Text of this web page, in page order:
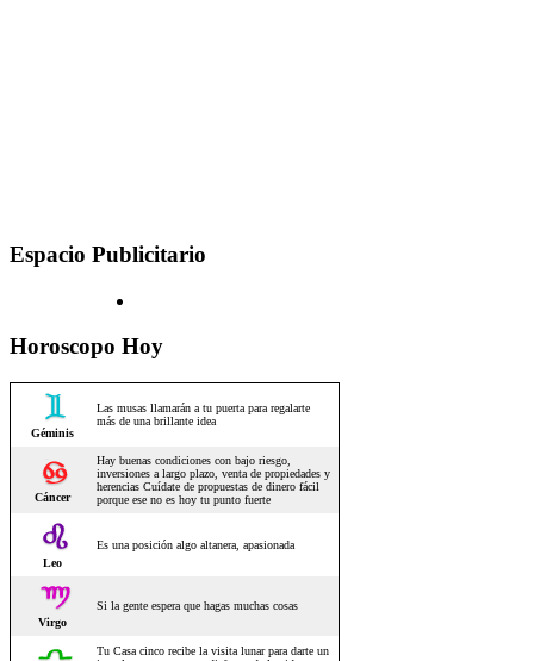
Espacio Publicitario
Horoscopo Hoy